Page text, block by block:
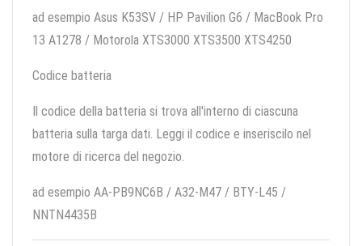
ad esempio Asus K53SV / HP Pavilion G6 / MacBook Pro
13 A1278 / Motorola XTS3000 XTS3500 XTS4250
Codice batteria
Il codice della batteria si trova all'interno di ciascuna
batteria sulla targa dati. Leggi il codice e inseriscilo nel
motore di ricerca del negozio.
ad esempio AA-PB9NC6B / A32-M47 / BTY-L45 /
NNTN4435B